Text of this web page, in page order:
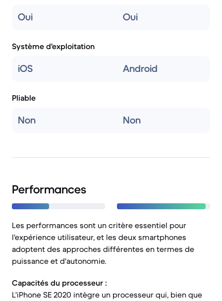
Oui Oui
Système d'exploitation
iOS Android
Pliable
Non Non
Performances
Les performances sont un critère essentiel pour
l'expérience utilisateur, et les deux smartphones
adoptent des approches différentes en termes de
puissance et d'autonomie.
Capacités du processeur :
L'iPhone SE 2020 intègre un processeur qui, bien que